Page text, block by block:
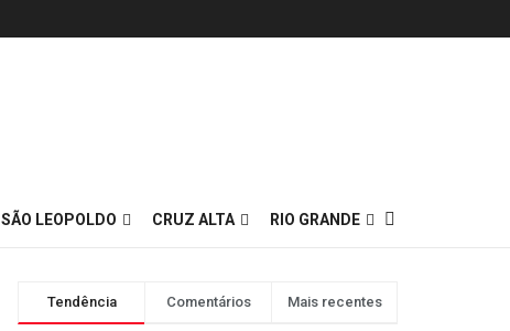
SÃO LEOPOLDO CRUZ ALTA RIO GRANDE
Tendência Comentários Mais recentes